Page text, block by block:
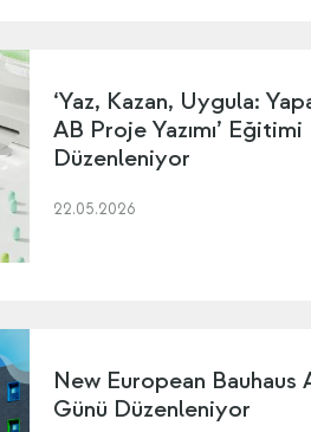
‘Yaz, Kazan, Uygula:
AB Proje Yazımı’ Eğitimi
Düzenleniyor
22.05.2026
New European Bauhaus
Günü Düzenleniyor